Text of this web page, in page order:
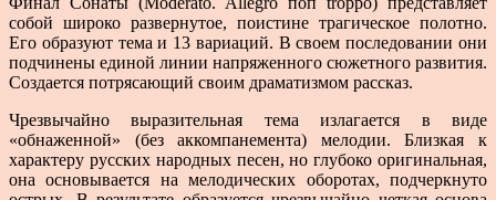
собой широко развернутое, поистине трагиче­ское полотно.
Его образуют тема и 13 вариаций. В своем последовании они
подчинены единой линии напряжен­ного сюжетного развития.
Создается потрясающий своим драматизмом рассказ.
Чрезвычайно выразительная тема излагается в виде
«обнаженной» (без аккомпанемента) мелодии. Близкая к
характеру русских народных песен, но глубоко ори­гинальная,
она основывается на мелодических оборотах, подчеркнуто